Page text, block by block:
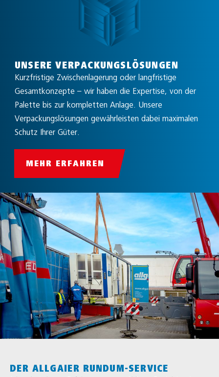
UNSERE VERPACKUNGSLÖSUNGEN
Kurzfristige Zwischenlagerung oder langfristige
Gesamtkonzepte – wir haben die Expertise, von der
Palette bis zur kompletten Anlage. Unsere
Verpackungslösungen gewährleisten dabei maximalen
Schutz Ihrer Güter.
MEHR ERFAHREN
DER ALLGAIER RUNDUM-SERVICE